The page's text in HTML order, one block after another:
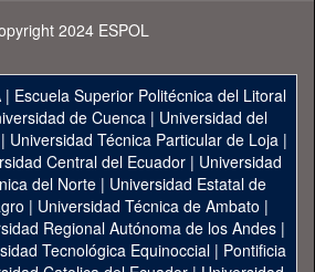
2024 ESPOL
| Escuela Superior Politécnica del Litoral
de Cuenca| Universidad del
Universidad Técnica Particular de Loja|
Central del Ecuador| Universidad
del Norte | Universidad Estatal de
| Universidad Técnica de Ambato |
Regional Autónoma de los Andes|
Tecnológica Equinoccial| Pontificia